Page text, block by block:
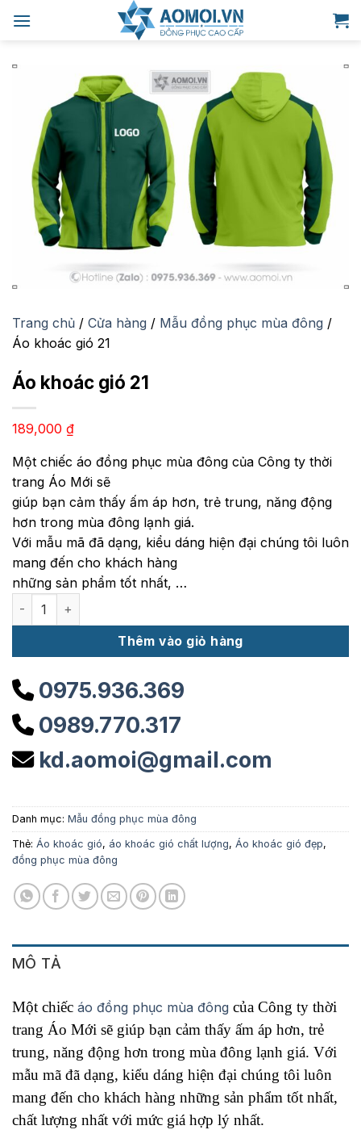
qua
dung
Trang chủ / Cửa hàng / Mẫu đồng phục mùa đông /
Áo khoác gió 21
Áo khoác gió 21
189,000 ₫
Một chiếc áo đồng phục mùa đông của Công ty thời
trang Áo Mới sẽ
giúp bạn cảm thấy ấm áp hơn, trẻ trung, năng động
hơn trong mùa đông lạnh giá.
Với mẫu mã đã dạng, kiểu dáng hiện đại chúng tôi luôn
mang đến cho khách hàng
những sản phẩm tốt nhất, …
Áo khoác gió 21 số lượng
Thêm vào giỏ hàng
0975.936.369
0989.770.317
kd.aomoi@gmail.com
Danh mục: Mẫu đồng phục mùa đông
Thẻ: Áo khoác gió, áo khoác gió chất lượng, Áo khoác gió đẹp,
đồng phục mùa đông
MÔ TẢ
Một chiếc áo đồng phục mùa đông của Công ty thời
trang Áo Mới sẽ giúp bạn cảm thấy ấm áp hơn, trẻ
trung, năng động hơn trong mùa đông lạnh giá. Với
mẫu mã đã dạng, kiểu dáng hiện đại chúng tôi luôn
mang đến cho khách hàng những sản phẩm tốt nhất,
chất lượng nhất với mức giá hợp lý nhất.